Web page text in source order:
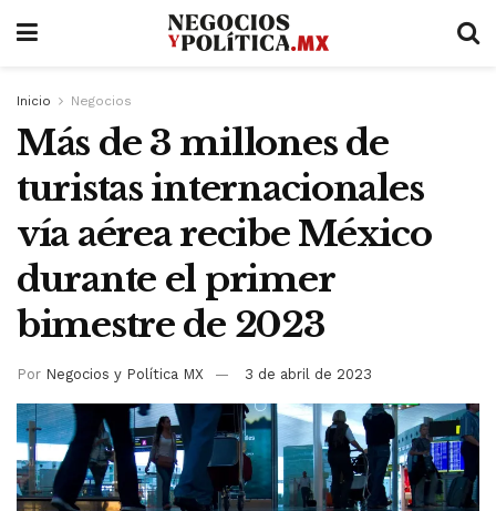
Inicio Negocios
Más de 3 millones de
turistas internacionales
vía aérea recibe México
durante el primer
bimestre de 2023
Por Negocios y Política MX 3 de abril de 2023